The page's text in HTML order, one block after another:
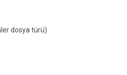
dosya türü)